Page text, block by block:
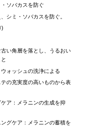
ソバカスを防ぐ
シミ・ソバカスを防ぐ。
)
い角層を落とし、うるおい
ォッシュの洗浄による
の充実度の高いものから表
ア：メラニンの生成を抑
グケア：メラニンの蓄積を